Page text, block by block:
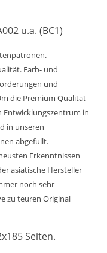
u.a. (BC1)
Farb- und
und
die Premium Qualität
Entwicklungszentrum in
in unseren
abgefüllt.
Erkenntnissen
asiatische Hersteller
noch sehr
zu teuren Original
Seiten.